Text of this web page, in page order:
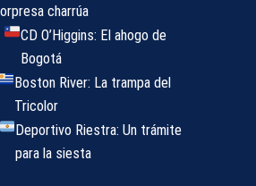
charrúa
CD O’Higgins: El ahogo de
Bogotá
Boston River: La trampa del
Tricolor
Deportivo Riestra: Un trámite
para la siesta